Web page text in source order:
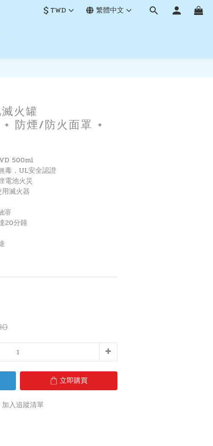
$ TWD 繁體中文
火罐
防煙/防火面罩 +
500ml
毒，UL安全認證
電池火災
滅火器
溶
20分鐘
立即購買
加入追蹤清單